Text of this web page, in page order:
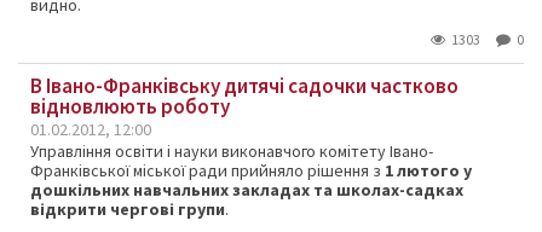
видно.
1303 0
В Івано-Франківську дитячі садочки частково
відновлюють роботу
01.02.2012, 12:00
Управління освіти і науки виконавчого комітету Івано-
Франківської міської ради прийняло рішення з 1 лютого у
дошкільних навчальних закладах та школах-садках
відкрити чергові групи.